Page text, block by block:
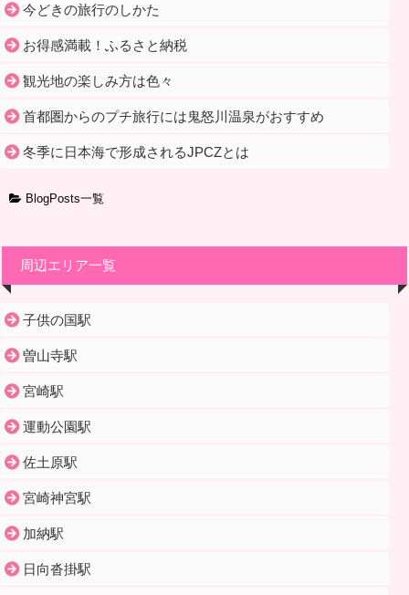
今どきの旅行のしかた
お得感満載！ふるさと納税
観光地の楽しみ方は色々
首都圏からのプチ旅行には鬼怒川温泉がおすすめ
冬季に日本海で形成されるJPCZとは
BlogPosts一覧
周辺エリア一覧
子供の国駅
曽山寺駅
宮崎駅
運動公園駅
佐土原駅
宮崎神宮駅
加納駅
日向沓掛駅